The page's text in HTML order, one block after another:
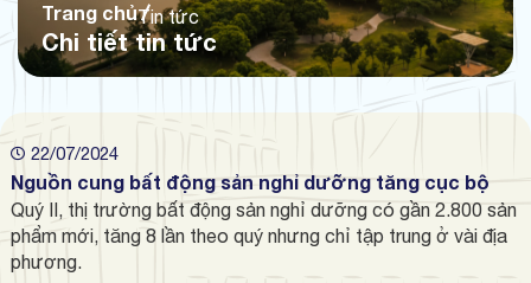
Trang chủTin tức
Chi tiết tin tức
22/07/2024
Nguồn cung bất động sản nghỉ dưỡng tăng cục bộ
Quý II, thị trường bất động sản nghỉ dưỡng có gần 2.800 sản
phẩm mới, tăng 8 lần theo quý nhưng chỉ tập trung ở vài địa
phương.